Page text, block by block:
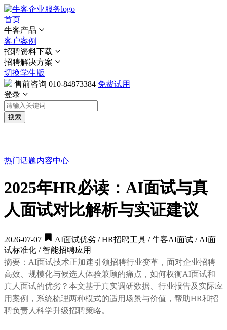
首页
牛客产品
客户案例
招聘资料下载
招聘解决方案
切换学生版
售前咨询 010-84873384 免费试用
登录
搜索
热门话题内容中心
2025年HR必读：AI面试与真
人面试对比解析与实证建议
2026-07-07
AI面试优劣 / HR招聘工具 / 牛客AI面试 / AI面
试标准化 / 智能招聘应用
摘要：AI面试技术正加速引领招聘行业变革，面对企业招聘
高效、规模化与候选人体验兼顾的痛点，如何权衡AI面试和
真人面试的优劣？本文基于真实调研数据、行业报告及实际应
用案例，系统梳理两种模式的适用场景与价值，帮助HR和招
聘负责人科学升级招聘策略。